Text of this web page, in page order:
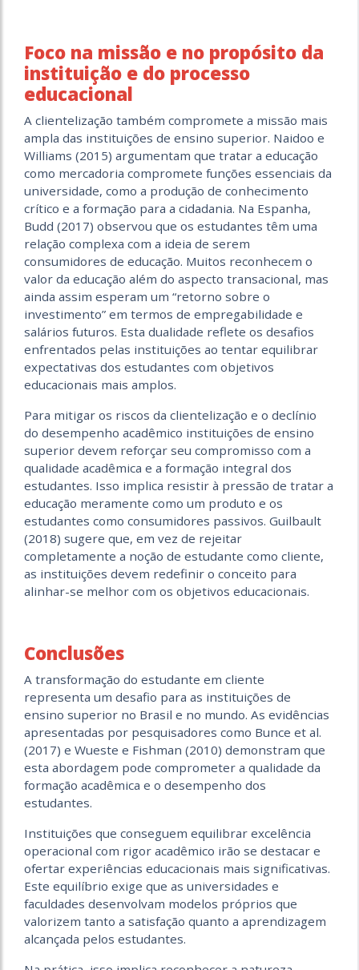
Foco na missão e no propósito da
instituição e do processo
educacional
A clientelização também compromete a missão mais
ampla das instituições de ensino superior. Naidoo e
Williams (2015) argumentam que tratar a educação
como mercadoria compromete funções essenciais da
universidade, como a produção de conhecimento
crítico e a formação para a cidadania. Na Espanha,
Budd (2017) observou que os estudantes têm uma
relação complexa com a ideia de serem
consumidores de educação. Muitos reconhecem o
valor da educação além do aspecto transacional, mas
ainda assim esperam um “retorno sobre o
investimento” em termos de empregabilidade e
salários futuros. Esta dualidade reflete os desafios
enfrentados pelas instituições ao tentar equilibrar
expectativas dos estudantes com objetivos
educacionais mais amplos.
Para mitigar os riscos da clientelização e o declínio
do desempenho acadêmico instituições de ensino
superior devem reforçar seu compromisso com a
qualidade acadêmica e a formação integral dos
estudantes. Isso implica resistir à pressão de tratar a
educação meramente como um produto e os
estudantes como consumidores passivos. Guilbault
(2018) sugere que, em vez de rejeitar
completamente a noção de estudante como cliente,
as instituições devem redefinir o conceito para
alinhar-se melhor com os objetivos educacionais.
Conclusões
A transformação do estudante em cliente
representa um desafio para as instituições de
ensino superior no Brasil e no mundo. As evidências
apresentadas por pesquisadores como Bunce et al.
(2017) e Wueste e Fishman (2010) demonstram que
esta abordagem pode comprometer a qualidade da
formação acadêmica e o desempenho dos
estudantes.
Instituições que conseguem equilibrar excelência
operacional com rigor acadêmico irão se destacar e
ofertar experiências educacionais mais significativas.
Este equilíbrio exige que as universidades e
faculdades desenvolvam modelos próprios que
valorizem tanto a satisfação quanto a aprendizagem
alcançada pelos estudantes.